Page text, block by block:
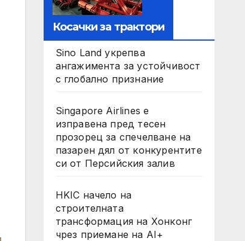
Косачки за трактори
Sino Land укрепва
ангажимента за устойчивост
с глобално признание
Singapore Airlines е
изправена пред тесен
прозорец за спечелване на
пазарен дял от конкурентите
си от Персийския залив
HKIC начело на
строителната
трансформация на Хонконг
чрез приемане на AI+